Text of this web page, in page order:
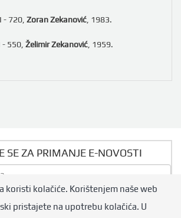
- 720, Zoran Zekanović , 1983.
- 550, Želimir Zekanović , 1959.
SE ZA PRIMANJE E-NOVOSTI
Pošalji
koristi kolačiće. Korištenjem naše web
pristajete na upotrebu kolačića. U